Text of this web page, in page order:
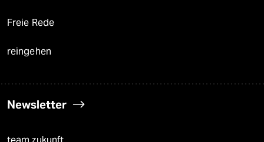
Freie Rede
reingehen
Newsletter